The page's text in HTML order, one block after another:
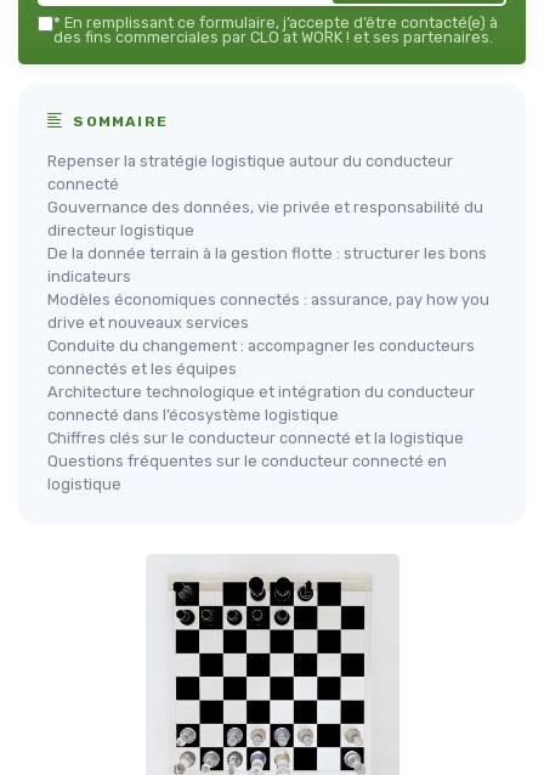
* En remplissant ce formulaire, j’accepte d’être contacté(e) à
des fins commerciales par CLO at WORK ! et ses partenaires.
SOMMAIRE
Repenser la stratégie logistique autour du conducteur
connecté
Gouvernance des données, vie privée et responsabilité du
directeur logistique
De la donnée terrain à la gestion flotte : structurer les bons
indicateurs
Modèles économiques connectés : assurance, pay how you
drive et nouveaux services
Conduite du changement : accompagner les conducteurs
connectés et les équipes
Architecture technologique et intégration du conducteur
connecté dans l’écosystème logistique
Chiffres clés sur le conducteur connecté et la logistique
Questions fréquentes sur le conducteur connecté en
logistique